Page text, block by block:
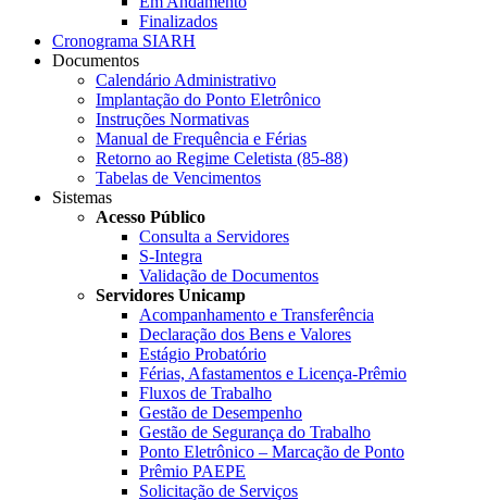
Finalizados
Cronograma SIARH
Documentos
Calendário Administrativo
Implantação do Ponto Eletrônico
Instruções Normativas
Manual de Frequência e Férias
Retorno ao Regime Celetista (85-88)
Tabelas de Vencimentos
Sistemas
Acesso Público
Consulta a Servidores
S-Integra
Validação de Documentos
Servidores Unicamp
Acompanhamento e Transferência
Declaração dos Bens e Valores
Estágio Probatório
Férias, Afastamentos e Licença-Prêmio
Fluxos de Trabalho
Gestão de Desempenho
Gestão de Segurança do Trabalho
Ponto Eletrônico – Marcação de Ponto
Prêmio PAEPE
Solicitação de Serviços